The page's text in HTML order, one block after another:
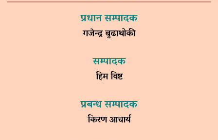
प्रधान सम्पादक
गजेन्द्र बुढाथोकी
सम्पादक
हिम विष्ट
प्रबन्ध सम्पादक
किरण आचार्य